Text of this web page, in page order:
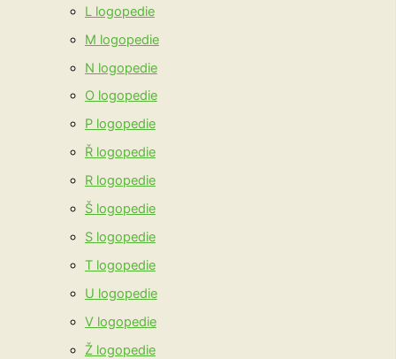
L logopedie
M logopedie
N logopedie
O logopedie
P logopedie
Ř logopedie
R logopedie
Š logopedie
S logopedie
T logopedie
U logopedie
V logopedie
Ž logopedie